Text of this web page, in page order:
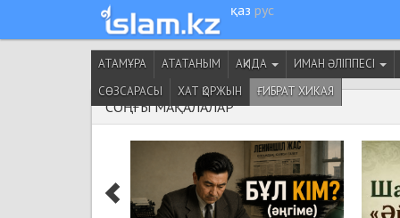
қаз рус
АТАМҰРА АТАТАНЫМ АҚИДА
ИМАН ӘЛІППЕСІ
СӨЗСАРАСЫ
ХАТ ҚОРЖЫН ҒИБРАТ ХИКАЯ
СОҢҒЫ МАҚАЛАЛАР